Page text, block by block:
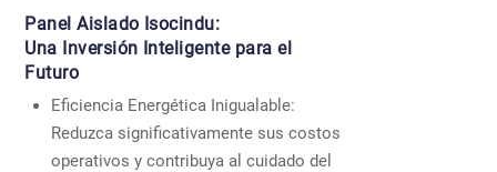
Panel Aislado Isocindu:
Una Inversión Inteligente para el
Futuro
Eficiencia Energética Inigualable:
Reduzca significativamente sus costos
operativos y contribuya al cuidado del